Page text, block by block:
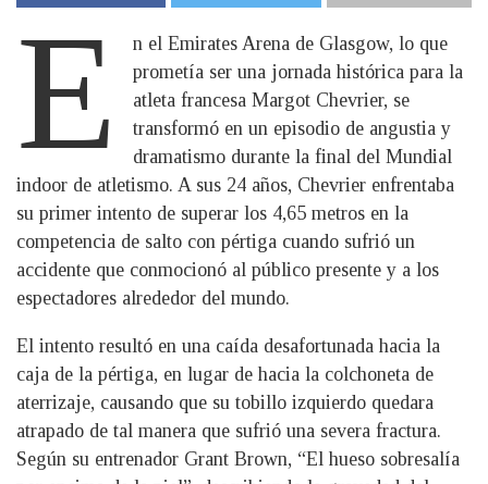
E
n el Emirates Arena de Glasgow, lo que
prometía ser una jornada histórica para la
atleta francesa Margot Chevrier, se
transformó en un episodio de angustia y
dramatismo durante la final del Mundial
indoor de atletismo. A sus 24 años, Chevrier enfrentaba
su primer intento de superar los 4,65 metros en la
competencia de salto con pértiga cuando sufrió un
accidente que conmocionó al público presente y a los
espectadores alrededor del mundo.
El intento resultó en una caída desafortunada hacia la
caja de la pértiga, en lugar de hacia la colchoneta de
aterrizaje, causando que su tobillo izquierdo quedara
atrapado de tal manera que sufrió una severa fractura.
Según su entrenador Grant Brown, “El hueso sobresalía